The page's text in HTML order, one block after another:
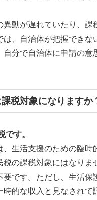
異動が遅れていたり、課
は、自治体が把握できな
自分で自治体に申請の意
税対象になりますか
です。
、生活支援のための臨時
税の課税対象にはなりま
要です。ただし、生活保
時的な収入と見なされて